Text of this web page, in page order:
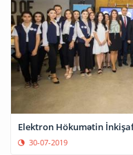
Elektron Hökumətin
30-07-2019